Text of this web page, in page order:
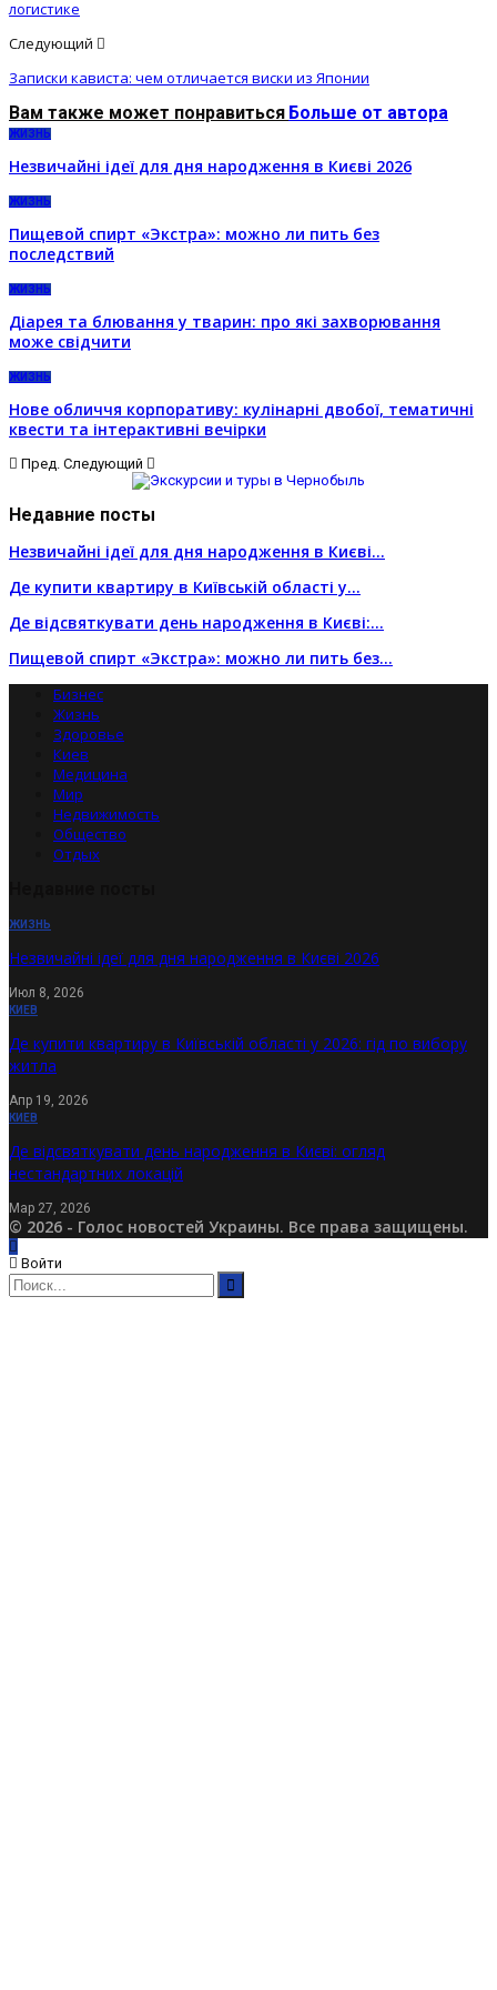
логистике
Следующий
Записки кависта: чем отличается виски из Японии
Вам также может понравиться Больше от автора
ЖИЗНЬ
Незвичайні ідеї для дня народження в Києві 2026
ЖИЗНЬ
Пищевой спирт «Экстра»: можно ли пить без
последствий
ЖИЗНЬ
Діарея та блювання у тварин: про які захворювання
може свідчити
ЖИЗНЬ
Нове обличчя корпоративу: кулінарні двобої, тематичні
квести та інтерактивні вечірки
Пред. Следующий
Недавние посты
Незвичайні ідеї для дня народження в Києві…
Де купити квартиру в Київській області у…
Де відсвяткувати день народження в Києві:…
Пищевой спирт «Экстра»: можно ли пить без…
Бизнес
Жизнь
Здоровье
Киев
Медицина
Мир
Недвижимость
Общество
Отдых
ЖИЗНЬ
Незвичайні ідеї для дня народження в Києві 2026
Июл 8, 2026
КИЕВ
Де купити квартиру в Київській області у 2026: гід по вибору
житла
Апр 19, 2026
КИЕВ
Де відсвяткувати день народження в Києві: огляд
нестандартних локацій
Мар 27, 2026
© 2026 - Голос новостей Украины. Все права защищены.
Войти